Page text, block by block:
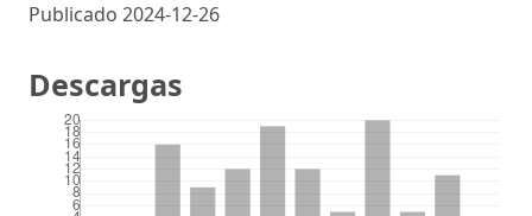
Publicado 2024-12-26
Descargas